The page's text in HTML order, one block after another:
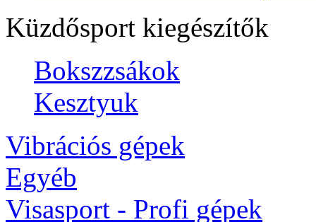
Küzdősport kiegészítők
Bokszzsákok
Kesztyuk
Vibrációs gépek
Egyéb
Visasport - Profi gépek